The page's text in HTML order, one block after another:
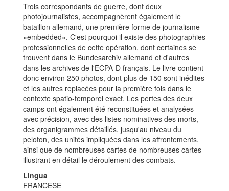
Trois correspondants de guerre, dont deux
photojournalistes, accompagnèrent également le
bataillon allemand, une première forme de journalisme
«embedded». C'est pourquoi il existe des photographies
professionnelles de cette opération, dont certaines se
trouvent dans le Bundesarchiv allemand et d'autres
dans les archives de l'ECPA-D français. Le livre contient
donc environ 250 photos, dont plus de 150 sont inédites
et les autres replacées pour la première fois dans le
contexte spatio-temporel exact. Les pertes des deux
camps ont également été reconstituées et analysées
avec précision, avec des listes nominatives des morts,
des organigrammes détaillés, jusqu'au niveau du
peloton, des unités impliquées dans les affrontements,
ainsi que de nombreuses cartes de nombreuses cartes
illustrant en détail le déroulement des combats.
Lingua
FRANCESE